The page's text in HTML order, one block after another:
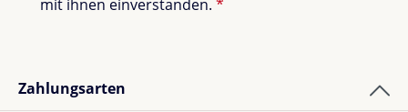
mit ihnen einverstanden. *
Zahlungsarten